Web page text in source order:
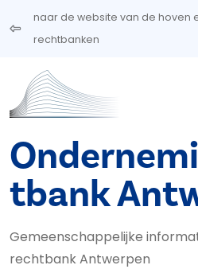
Overslaan en naar de inhoud
naar de website van de hoven
rechtbanken
tbank
Gemeenschappelijke
rechtbank Antwerpen